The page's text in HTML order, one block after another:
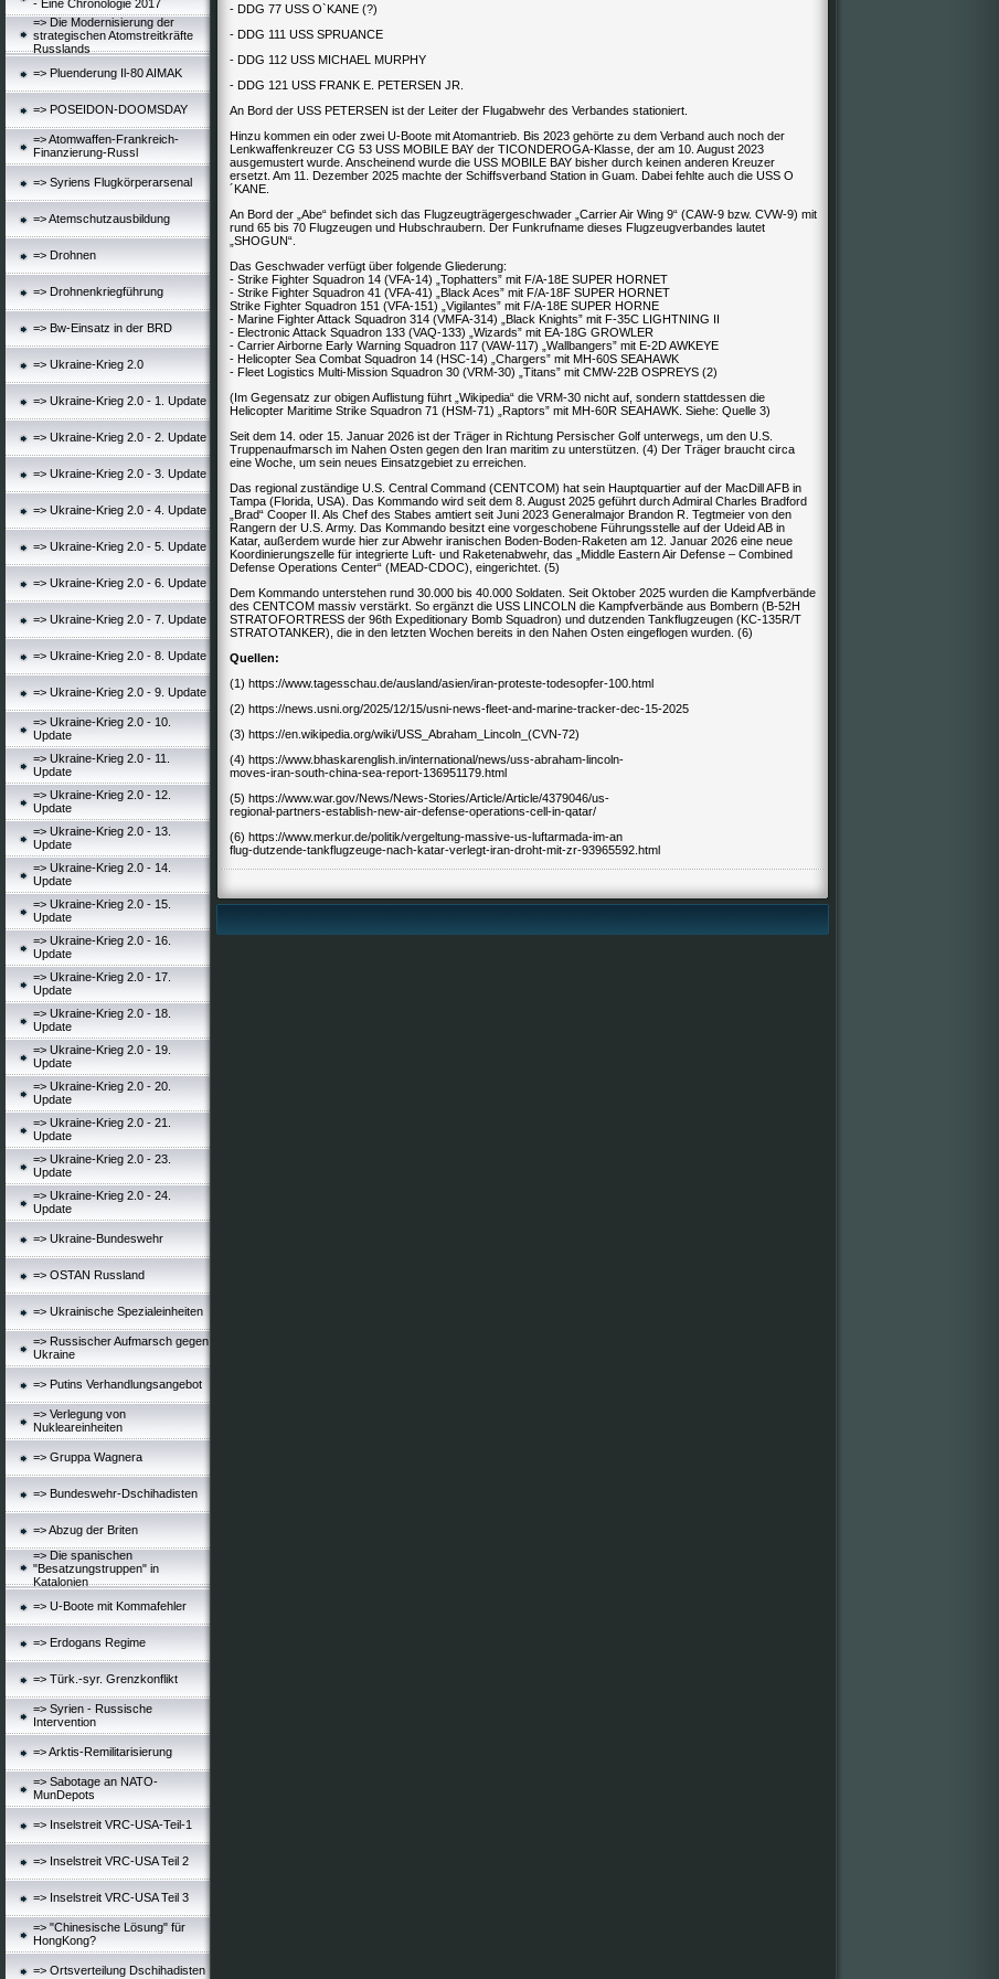
- Eine Chronologie 2017
=> Die Modernisierung der
strategischen Atomstreitkräfte
Russlands
=> Pluenderung Il-80 AIMAK
=> POSEIDON-DOOMSDAY
=> Atomwaffen-Frankreich-
Finanzierung-Russl
=> Syriens Flugkörperarsenal
=> Atemschutzausbildung
=> Drohnen
=> Drohnenkriegführung
=> Bw-Einsatz in der BRD
=> Ukraine-Krieg 2.0
=> Ukraine-Krieg 2.0 - 1. Update
=> Ukraine-Krieg 2.0 - 2. Update
=> Ukraine-Krieg 2.0 - 3. Update
=> Ukraine-Krieg 2.0 - 4. Update
=> Ukraine-Krieg 2.0 - 5. Update
=> Ukraine-Krieg 2.0 - 6. Update
=> Ukraine-Krieg 2.0 - 7. Update
=> Ukraine-Krieg 2.0 - 8. Update
=> Ukraine-Krieg 2.0 - 9. Update
=> Ukraine-Krieg 2.0 - 10.
Update
=> Ukraine-Krieg 2.0 - 11.
Update
=> Ukraine-Krieg 2.0 - 12.
Update
=> Ukraine-Krieg 2.0 - 13.
Update
=> Ukraine-Krieg 2.0 - 14.
Update
=> Ukraine-Krieg 2.0 - 15.
Update
=> Ukraine-Krieg 2.0 - 16.
Update
=> Ukraine-Krieg 2.0 - 17.
Update
=> Ukraine-Krieg 2.0 - 18.
Update
=> Ukraine-Krieg 2.0 - 19.
Update
=> Ukraine-Krieg 2.0 - 20.
Update
=> Ukraine-Krieg 2.0 - 21.
Update
=> Ukraine-Krieg 2.0 - 23.
Update
=> Ukraine-Krieg 2.0 - 24.
Update
=> Ukraine-Bundeswehr
=> OSTAN Russland
=> Ukrainische Spezialeinheiten
=> Russischer Aufmarsch gegen
Ukraine
=> Putins Verhandlungsangebot
=> Verlegung von
Nukleareinheiten
=> Gruppa Wagnera
=> Bundeswehr-Dschihadisten
=> Abzug der Briten
=> Die spanischen
"Besatzungstruppen" in
Katalonien
=> U-Boote mit Kommafehler
=> Erdogans Regime
=> Türk.-syr. Grenzkonflikt
=> Syrien - Russische
Intervention
=> Arktis-Remilitarisierung
=> Sabotage an NATO-
MunDepots
=> Inselstreit VRC-USA-Teil-1
=> Inselstreit VRC-USA Teil 2
=> Inselstreit VRC-USA Teil 3
=> "Chinesische Lösung" für
HongKong?
=> Ortsverteilung Dschihadisten
- DDG 77 USS O`KANE (?)
- DDG 111 USS SPRUANCE
- DDG 112 USS MICHAEL MURPHY
- DDG 121 USS FRANK E. PETERSEN JR.
An Bord der USS PETERSEN ist der Leiter der Flugabwehr des Verbandes stationiert.
Hinzu kommen ein oder zwei U-Boote mit Atomantrieb. Bis 2023 gehörte zu dem Verband auch noch der
Lenkwaffenkreuzer CG 53 USS MOBILE BAY der TICONDEROGA-Klasse, der am 10. August 2023
ausgemustert wurde. Anscheinend wurde die USS MOBILE BAY bisher durch keinen anderen Kreuzer
ersetzt. Am 11. Dezember 2025 machte der Schiffsverband Station in Guam. Dabei fehlte auch die USS O
´KANE.
An Bord der „Abe“ befindet sich das Flugzeugträgergeschwader „Carrier Air Wing 9“ (CAW-9 bzw. CVW-9) mit
rund 65 bis 70 Flugzeugen und Hubschraubern. Der Funkrufname dieses Flugzeugverbandes lautet
„SHOGUN“.
Das Geschwader verfügt über folgende Gliederung:
- Strike Fighter Squadron 14 (VFA-14) „Tophatters” mit F/A-18E SUPER HORNET
- Strike Fighter Squadron 41 (VFA-41) „Black Aces” mit F/A-18F SUPER HORNET
Strike Fighter Squadron 151 (VFA-151) „Vigilantes” mit F/A-18E SUPER HORNE
- Marine Fighter Attack Squadron 314 (VMFA-314) „Black Knights” mit F-35C LIGHTNING II
- Electronic Attack Squadron 133 (VAQ-133) „Wizards” mit EA-18G GROWLER
- Carrier Airborne Early Warning Squadron 117 (VAW-117) „Wallbangers” mit E-2D AWKEYE
- Helicopter Sea Combat Squadron 14 (HSC-14) „Chargers” mit MH-60S SEAHAWK
- Fleet Logistics Multi-Mission Squadron 30 (VRM-30) „Titans” mit CMW-22B OSPREYS (2)
(Im Gegensatz zur obigen Auflistung führt „Wikipedia“ die VRM-30 nicht auf, sondern stattdessen die
Helicopter Maritime Strike Squadron 71 (HSM-71) „Raptors” mit MH-60R SEAHAWK. Siehe: Quelle 3)
Seit dem 14. oder 15. Januar 2026 ist der Träger in Richtung Persischer Golf unterwegs, um den U.S.
Truppenaufmarsch im Nahen Osten gegen den Iran maritim zu unterstützen. (4) Der Träger braucht circa
eine Woche, um sein neues Einsatzgebiet zu erreichen.
Das regional zuständige U.S. Central Command (CENTCOM) hat sein Hauptquartier auf der MacDill AFB in
Tampa (Florida, USA). Das Kommando wird seit dem 8. August 2025 geführt durch Admiral Charles Bradford
„Brad“ Cooper II. Als Chef des Stabes amtiert seit Juni 2023 Generalmajor Brandon R. Tegtmeier von den
Rangern der U.S. Army. Das Kommando besitzt eine vorgeschobene Führungsstelle auf der Udeid AB in
Katar, außerdem wurde hier zur Abwehr iranischen Boden-Boden-Raketen am 12. Januar 2026 eine neue
Koordinierungszelle für integrierte Luft- und Raketenabwehr, das „Middle Eastern Air Defense – Combined
Defense Operations Center“ (MEAD-CDOC), eingerichtet. (5)
Dem Kommando unterstehen rund 30.000 bis 40.000 Soldaten. Seit Oktober 2025 wurden die Kampfverbände
des CENTCOM massiv verstärkt. So ergänzt die USS LINCOLN die Kampfverbände aus Bombern (B-52H
STRATOFORTRESS der 96th Expeditionary Bomb Squadron) und dutzenden Tankflugzeugen (KC-135R/T
STRATOTANKER), die in den letzten Wochen bereits in den Nahen Osten eingeflogen wurden. (6)
Quellen:
(1) https://www.tagesschau.de/ausland/asien/iran-proteste-todesopfer-100.html
(2) https://news.usni.org/2025/12/15/usni-news-fleet-and-marine-tracker-dec-15-2025
(3) https://en.wikipedia.org/wiki/USS_Abraham_Lincoln_(CVN-72)
(4) https://www.bhaskarenglish.in/international/news/uss-abraham-lincoln-
moves-iran-south-china-sea-report-136951179.html
(5) https://www.war.gov/News/News-Stories/Article/Article/4379046/us-
regional-partners-establish-new-air-defense-operations-cell-in-qatar/
(6) https://www.merkur.de/politik/vergeltung-massive-us-luftarmada-im-an
flug-dutzende-tankflugzeuge-nach-katar-verlegt-iran-droht-mit-zr-93965592.html